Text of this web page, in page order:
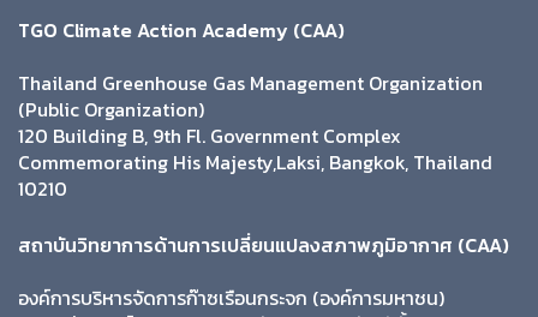
TGO Climate Action Academy (CAA)
Thailand Greenhouse Gas Management Organization
(Public Organization)
120 Building B, 9th Fl. Government Complex
Commemorating His Majesty,Laksi, Bangkok, Thailand
10210
สถาบันวิทยาการด้านการเปลี่ยนแปลงสภาพภูมิอากาศ (CAA)
องค์การบริหารจัดการก๊าซเรือนกระจก (องค์การมหาชน)